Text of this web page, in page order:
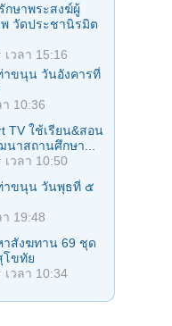
ษาพระสงฆ์ผู้
วัดประชานิรมิต
เวลา 15:16
าขนุน วันอังคารที่
10:36
TV ใช้เรียน&สอน
าสถานศึกษา...
เวลา 10:50
าขนุน วันพุธที่ ๕
19:48
สังฆทาน 69 ชุด
โขทัย
เวลา 10:34